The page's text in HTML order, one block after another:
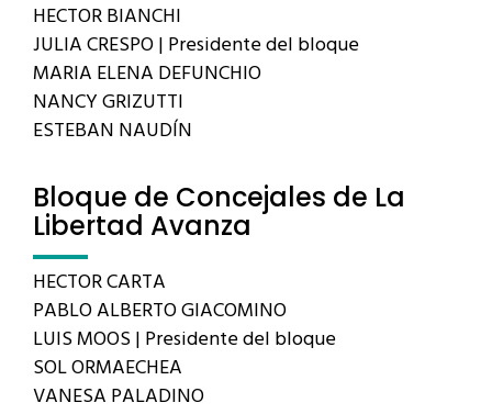
HECTOR BIANCHI
JULIA CRESPO | Presidente del bloque
MARIA ELENA DEFUNCHIO
NANCY GRIZUTTI
ESTEBAN NAUDÍN
Bloque de Concejales de La
Libertad Avanza
HECTOR CARTA
PABLO ALBERTO GIACOMINO
LUIS MOOS | Presidente del bloque
SOL ORMAECHEA
VANESA PALADINO